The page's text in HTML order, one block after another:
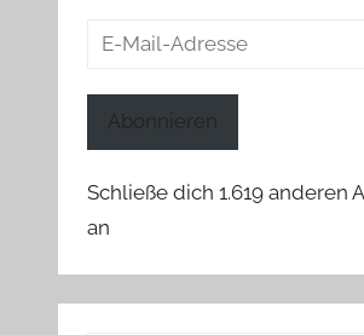
E-
Abonnieren
Schließe dich 1.619 anderen
an